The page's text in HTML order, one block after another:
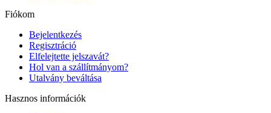
Fiókom
Bejelentkezés
Regisztráció
Elfelejtette jelszavát?
Hol van a szállítmányom?
Utalvány beváltása
Hasznos információk